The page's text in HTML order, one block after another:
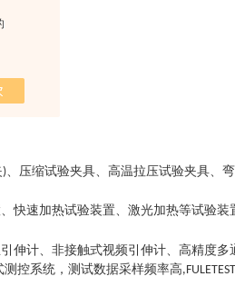
)、压缩试验夹具、高温拉压试验夹具、
快速加热试验装置、激光加热等试验装
伸计、非接触式视频引伸计、高精度多
测控系统，测试数据采样频率高,FULETEST